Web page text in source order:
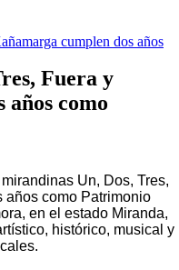
cumplen dos años
Fuera y
años como
Un, Dos, Tres,
años como Patrimonio
en el estado Miranda,
histórico, musical y